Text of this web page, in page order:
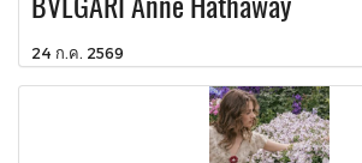
24 ก.ค. 2569